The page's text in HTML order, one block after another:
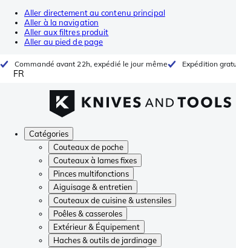
Aller directement au contenu principal
Aller à la navigation
Aller aux filtres produit
Aller au pied de page
Commandé avant 22h, expédié le jour même Expédition
FR
Catégories
Couteaux de poche
Couteaux à lames fixes
Pinces multifonctions
Aiguisage & entretien
Couteaux de cuisine & ustensiles
Poêles & casseroles
Extérieur & Équipement
Haches & outils de jardinage